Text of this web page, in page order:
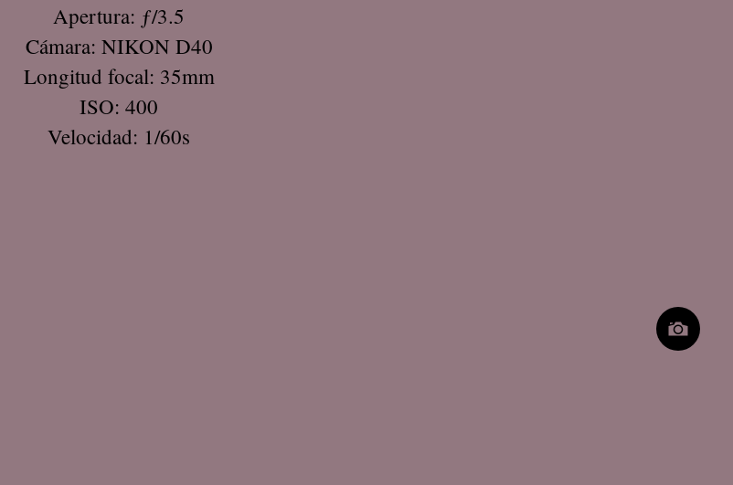
Apertura: ƒ/3.5
Cámara: NIKON D40
Longitud focal: 35mm
ISO: 400
Velocidad: 1/60s